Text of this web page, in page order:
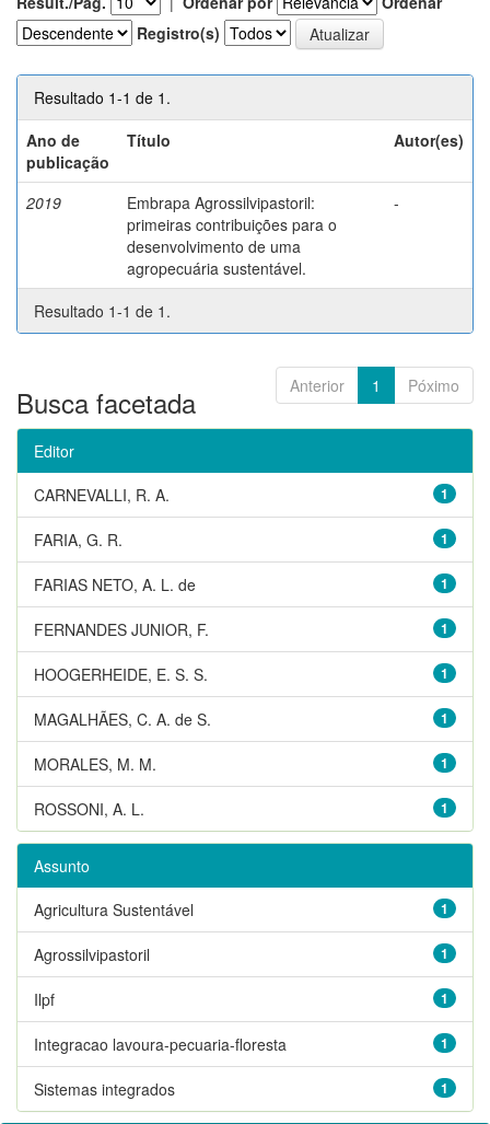
Registro(s)
Resultado 1-1 de 1.
Ano de
publicação
Título Autor(es)
2019
Embrapa Agrossilvipastoril:
primeiras contribuições para o
desenvolvimento de uma
agropecuária sustentável.
-
Resultado 1-1 de 1.
Anterior 1 Póximo
Busca facetada
Editor
1
CARNEVALLI, R. A.
1
FARIA, G. R.
1
FARIAS NETO, A. L. de
1
FERNANDES JUNIOR, F.
1
HOOGERHEIDE, E. S. S.
1
MAGALHÃES, C. A. de S.
1
MORALES, M. M.
1
ROSSONI, A. L.
Assunto
1
Agricultura Sustentável
1
Agrossilvipastoril
1
Ilpf
1
Integracao lavoura-pecuaria-floresta
1
Sistemas integrados